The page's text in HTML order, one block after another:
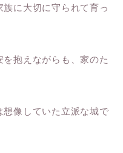
に大切に守られて育っ
抱えながらも、家のた
想像していた立派な城で